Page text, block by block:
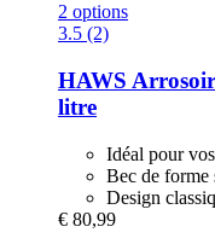
2 options
3.5 (2)
HAWS
litre
Idéal pour
Bec de forme
Design
€ 80,99